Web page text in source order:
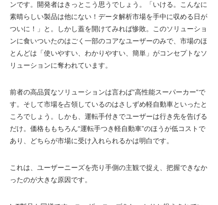
ンです。開発者はきっとこう思うでしょう。「いける。こんなに
素晴らしい製品は他にない！データ解析市場を手中に収める日が
ついに！」と。しかし蓋を開けてみれば惨敗。このソリューショ
ンに食いついたのはごく一部のコアなユーザーのみで、市場のほ
とんどは「使いやすい、わかりやすい、簡単」がコンセプトなソ
リューションに奪われています。
前者の高品質なソリューションは言わば“高性能スーパーカー“で
す。そして市場を占領しているのはさしずめ軽自動車といったと
ころでしょう。しかも、運転手付きでユーザーは行き先を告げる
だけ。価格ももちろん“運転手つき軽自動車”のほうが低コストで
あり、どちらが市場に受け入れられるかは明白です。
これは、ユーザーニーズを売り手側の主観で捉え、把握できなか
ったのが大きな原因です。